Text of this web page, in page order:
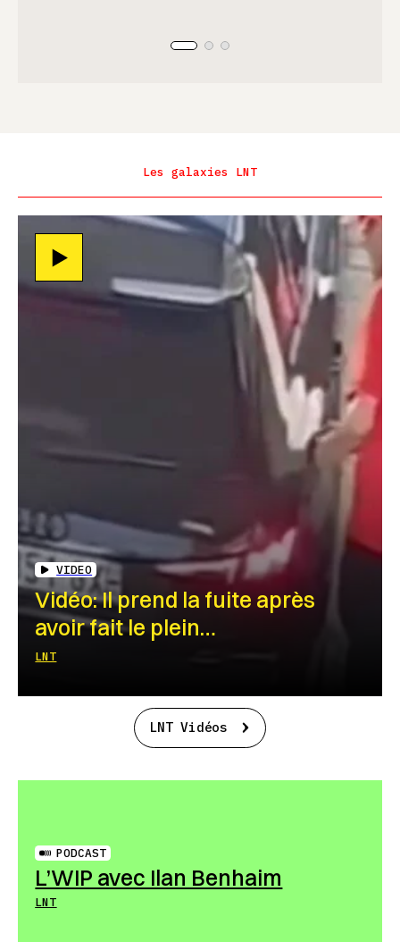
Les galaxies LNT
VIDEO
Vidéo: Il prend la fuite après
avoir fait le plein…
LNT
LNT Vidéos
PODCAST
L’WIP avec Ilan Benhaim
LNT